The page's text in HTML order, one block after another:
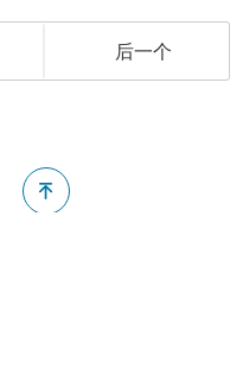
后一个
녠